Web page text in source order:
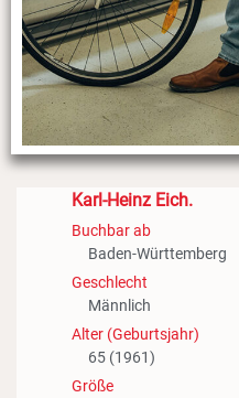
Karl-Heinz Eich.
Buchbar ab
Baden-Württemberg
Geschlecht
Männlich
Alter (Geburtsjahr)
65 (1961)
Größe